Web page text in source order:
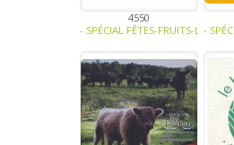
4550
- SPÉCIAL FÊTES-FRUITS- -